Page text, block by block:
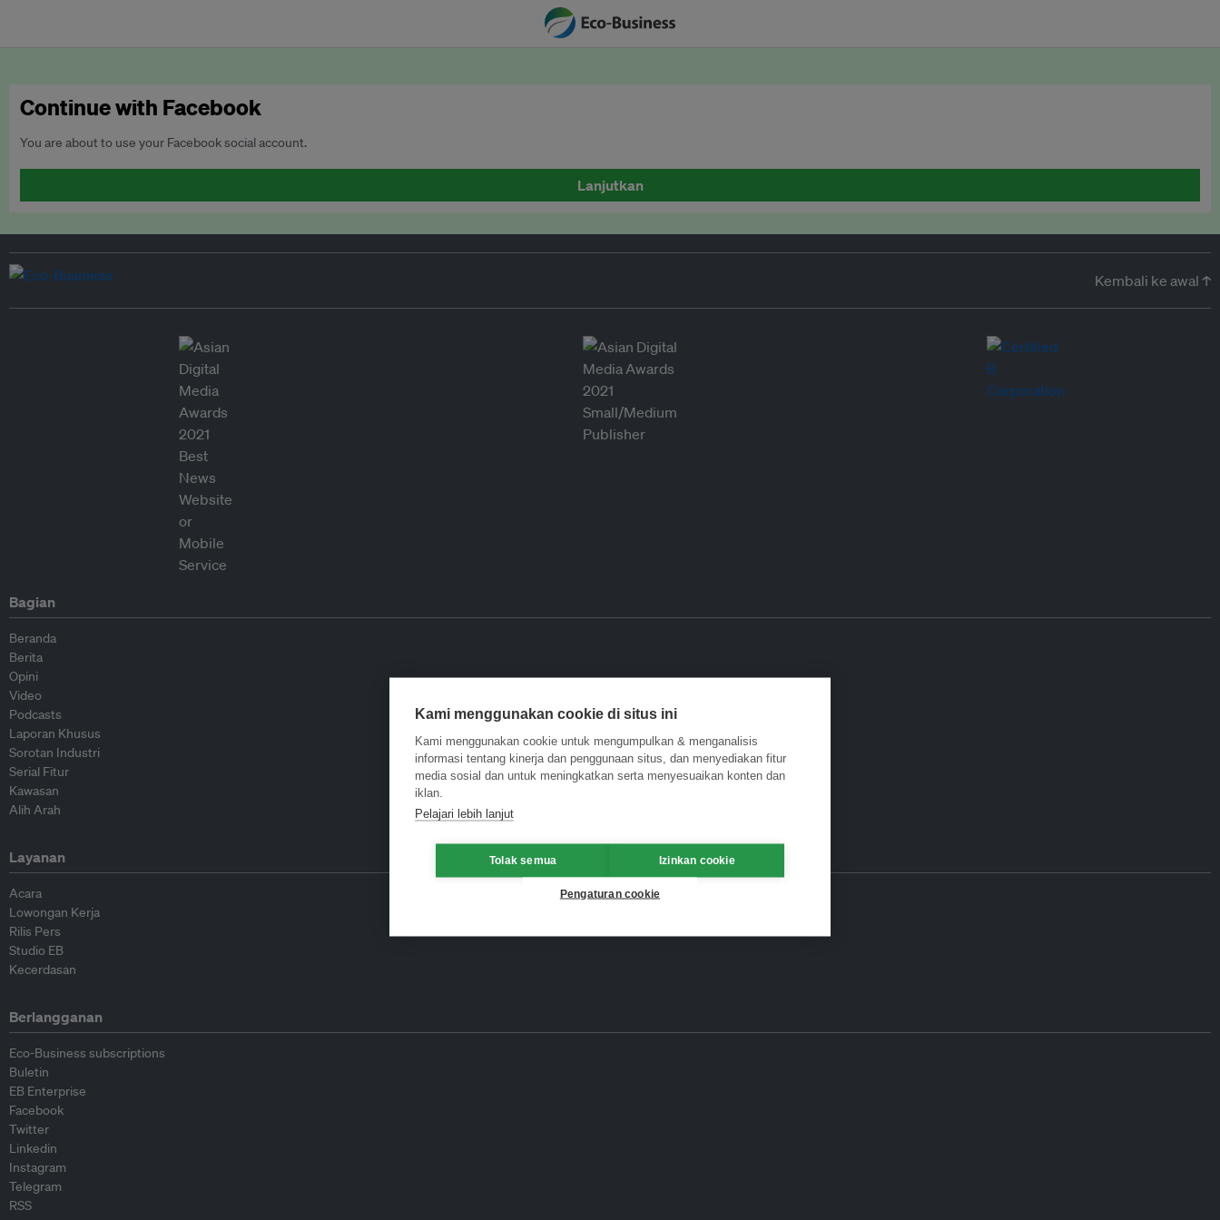
Continue with Facebook
You are about to use your Facebook social account.
Lanjutkan
Kembali ke awal ↑
Bagian
Beranda
Berita
Opini
Video
Podcasts
Laporan Khusus
Sorotan Industri
Serial Fitur
Kawasan
Alih Arah
Layanan
Acara
Lowongan Kerja
Rilis Pers
Studio EB
Kecerdasan
Berlangganan
Eco-Business subscriptions
Buletin
EB Enterprise
Facebook
Twitter
Linkedin
Instagram
Telegram
RSS
Kami menggunakan cookie di situs ini
Kami menggunakan cookie untuk mengumpulkan & menganalisis
informasi tentang kinerja dan penggunaan situs, dan menyediakan fitur
media sosial dan untuk meningkatkan serta menyesuaikan konten dan
iklan.
Pelajari lebih lanjut
Tolak semua Izinkan cookie
Pengaturan cookie